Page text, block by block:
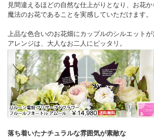
見間違えるほどの自然な仕上がりとなり、お花
魔法のお花であることを実感していただけます。
上品な色合いのお花畑にカップルのシルエットが
アレンジは、大人なお二人にピッタリ。
落ち着いたナチュラルな雰囲気が素敵な